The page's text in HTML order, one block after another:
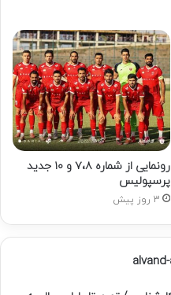
رونمایی از شماره ۷،۸ و ۱۰ جدید
پرسپولیس
3 روز پیش